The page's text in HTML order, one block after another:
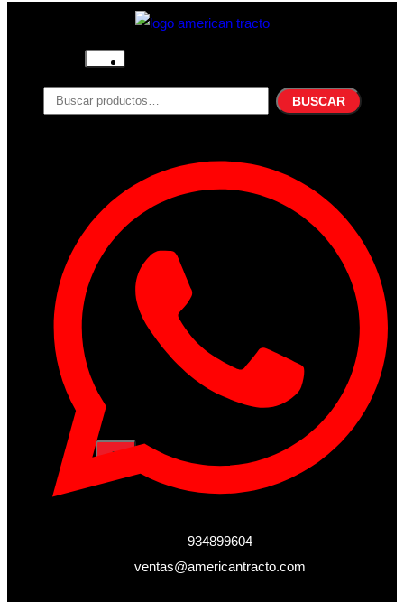
Nosotros
Productos
Refrigerante
Lubricantes
Contacto
Acceder
Iniciar Sesion
Registro
Restablecer la contraseña
X
BUSCAR
934899604
ventas@americantracto.com